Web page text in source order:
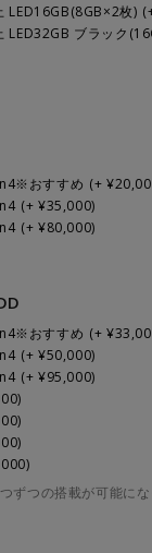
LED16GB(8GB×2枚)
LED32GB ブラック
おすすめ (+
(+ ¥35,000)
(+ ¥80,000)
おすすめ (+
(+ ¥50,000)
(+ ¥95,000)
ずつの搭載が可能にな